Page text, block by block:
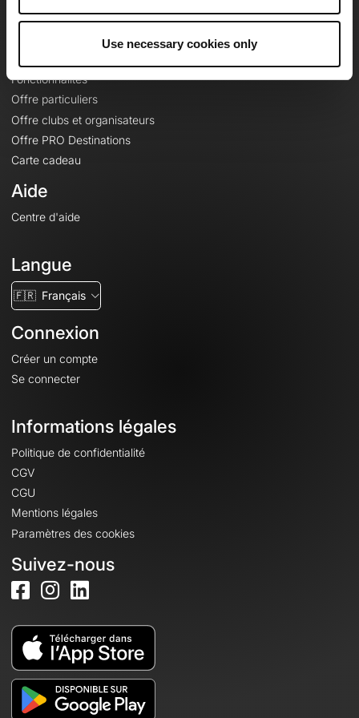
Use necessary cookies only
Fonctionnalités
Offre particuliers
Offre clubs et organisateurs
Offre PRO Destinations
Carte cadeau
Aide
Centre d'aide
Langue
🇫🇷 Français
Connexion
Créer un compte
Se connecter
Informations légales
Politique de confidentialité
CGV
CGU
Mentions légales
Paramètres des cookies
Suivez-nous